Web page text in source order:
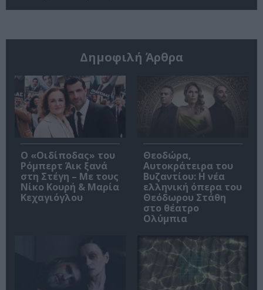
Δημοφιλή Άρθρα
O «Οιδίποδας» του
Ρόμπερτ Άικ ξανά
στη Στέγη – Με τους
Νίκο Κουρή & Μαρία
Κεχαγιόγλου
Θεοδώρα,
Αυτοκράτειρα του
Βυζαντίου: Η νέα
ελληνική όπερα του
Θεόδωρου Στάθη
στο θέατρο
Ολύμπια